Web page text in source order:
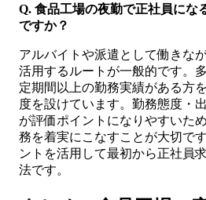
Q. 食品工場の夜勤で正社員にな
ですか？
アルバイトや派遣として働きな
活用するルートが一般的です。
定期間以上の勤務実績がある方
度を設けています。勤務態度・
が評価ポイントになりやすいた
務を着実にこなすことが大切で
ントを活用して最初から正社員
法です。